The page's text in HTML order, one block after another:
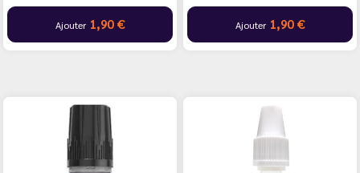
Ajouter 1,90 € Ajouter 1,90 €